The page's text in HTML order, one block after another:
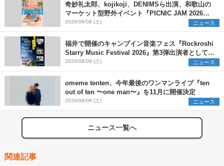
奇妙礼太郎、kojikoji、DENIMSら出演、和歌山の
マーケット型野外イベント『PICNIC JAM 2026』
早割チケット発売開始
2026/08/08 (土) ニュース
福井で開催のキャンプイン音楽フェス『Rockroshi
Starry Music Festival 2026』第3弾出演者として
SCOOBIE DO、かりゆし58、Reiを発表
2026/08/08 (土) ニュース
omeme tenten、今年最後のワンマンライブ『ten
out of ten 〜one man〜』を11月に開催決定
2026/08/08 (土) ニュース
ニュース一覧へ
関連記事